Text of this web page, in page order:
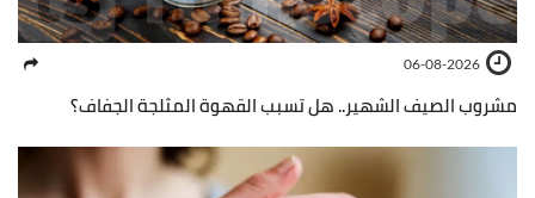
06-08-2026
مشروب الصيف الشهير.. هل تسبب القهوة المثلجة الجفاف؟